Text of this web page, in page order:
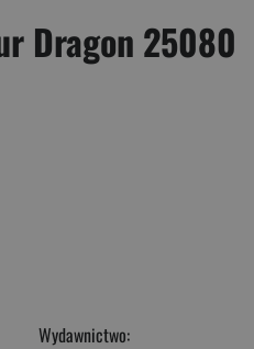
Dragon 25080
Wydawnictwo: